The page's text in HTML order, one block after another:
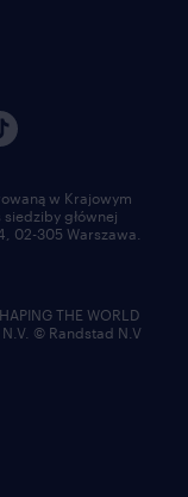
w Krajowym
głównej
02-305 Warszawa.
THE WORLD
© Randstad N.V